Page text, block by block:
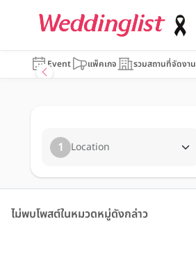
Event แพ็คเกจ รวมสถานที่จัดงาน
1 Location
ไม่พบโพสต์ในหมวดหมู่ดังกล่าว